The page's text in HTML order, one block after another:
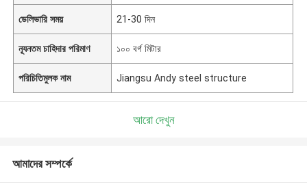
ডেলিভারি সময় 21-30 দিন
ন্যূনতম চাহিদার পরিমাণ ১০০ বর্গ মিটার
পরিচিতিমুলক নাম Jiangsu Andy steel structure
আরো দেখুন
আমাদের সম্পর্কে